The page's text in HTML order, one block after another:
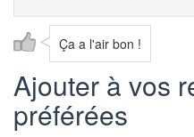
Ça a l'air bon !
Ajouter à vos
préférées